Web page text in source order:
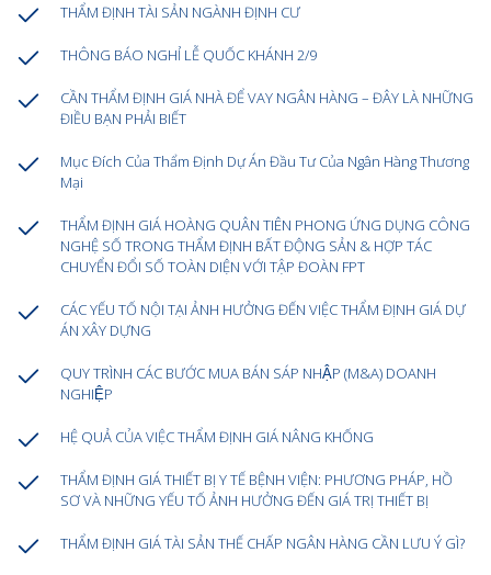
THẨM ĐỊNH TÀI SẢN NGÀNH ĐỊNH CƯ
THÔNG BÁO NGHỈ LỄ QUỐC KHÁNH 2/9
CẦN THẨM ĐỊNH GIÁ NHÀ ĐỂ VAY NGÂN HÀNG – ĐÂY LÀ NHỮNG
ĐIỀU BẠN PHẢI BIẾT
Mục Đích Của Thẩm Định Dự Án Đầu Tư Của Ngân Hàng Thương
Mại
THẨM ĐỊNH GIÁ HOÀNG QUÂN TIÊN PHONG ỨNG DỤNG CÔNG
NGHỆ SỐ TRONG THẨM ĐỊNH BẤT ĐỘNG SẢN & HỢP TÁC
CHUYỂN ĐỔI SỐ TOÀN DIỆN VỚI TẬP ĐOÀN FPT
CÁC YẾU TỐ NỘI TẠI ẢNH HƯỞNG ĐẾN VIỆC THẨM ĐỊNH GIÁ DỰ
ÁN XÂY DỰNG
QUY TRÌNH CÁC BƯỚC MUA BÁN SÁP NHẬP (M&A) DOANH
NGHIỆP
HỆ QUẢ CỦA VIỆC THẨM ĐỊNH GIÁ NÂNG KHỐNG
THẨM ĐỊNH GIÁ THIẾT BỊ Y TẾ BỆNH VIỆN: PHƯƠNG PHÁP, HỒ
SƠ VÀ NHỮNG YẾU TỐ ẢNH HƯỞNG ĐẾN GIÁ TRỊ THIẾT BỊ
THẨM ĐỊNH GIÁ TÀI SẢN THẾ CHẤP NGÂN HÀNG CẦN LƯU Ý GÌ?